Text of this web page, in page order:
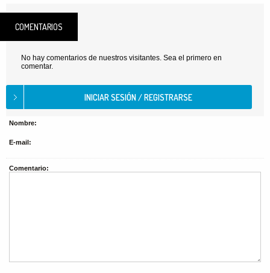
COMENTARIOS
No hay comentarios de nuestros visitantes. Sea el primero en
comentar.
Nombre:
E-mail:
Comentario: